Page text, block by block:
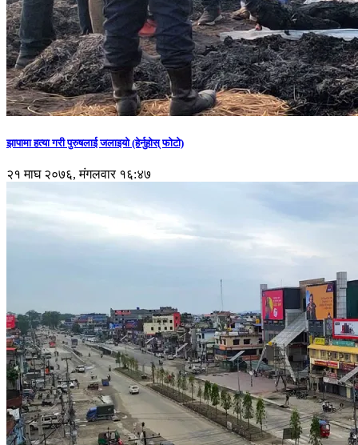
झापामा हत्या गरी पुरुषलाई जलाइयो (हेर्नुहाेस् फाेटाे)
२१ माघ २०७६, मंगलवार १६:४७